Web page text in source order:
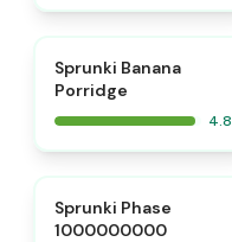
Sprunki Banana
Porridge
4.8
Sprunki Phase
1000000000